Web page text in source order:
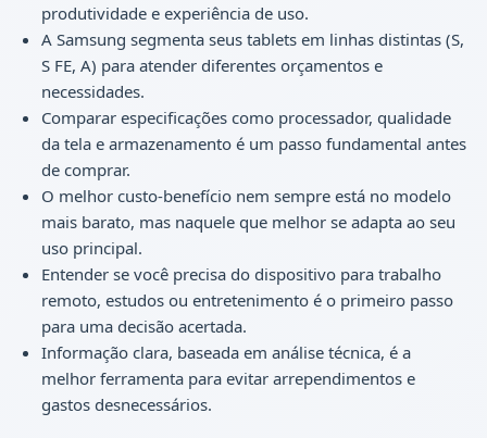
produtividade e experiência de uso.
A Samsung segmenta seus tablets em linhas distintas (S,
S FE, A) para atender diferentes orçamentos e
necessidades.
Comparar especificações como processador, qualidade
da tela e armazenamento é um passo fundamental antes
de comprar.
O melhor custo-benefício nem sempre está no modelo
mais barato, mas naquele que melhor se adapta ao seu
uso principal.
Entender se você precisa do dispositivo para trabalho
remoto, estudos ou entretenimento é o primeiro passo
para uma decisão acertada.
Informação clara, baseada em análise técnica, é a
melhor ferramenta para evitar arrependimentos e
gastos desnecessários.